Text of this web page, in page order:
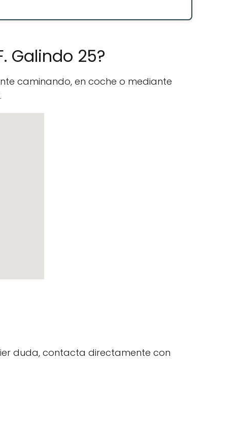
Galindo 25?
caminando, en coche o mediante
duda, contacta directamente con